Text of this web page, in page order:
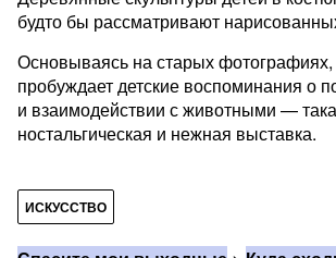
будто бы рассматривают
Основываясь на старых фотографиях,
пробуждает детские воспоминания о
и взаимодействии с животными —
ностальгическая и нежная выставка.
ИСКУССТВО